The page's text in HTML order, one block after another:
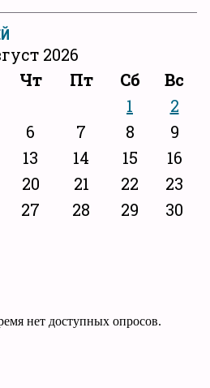
2026
Чт Пт Сб Вс
1
2
6 7 8
9
13 14 15
16
20 21 22
23
27 28 29
30
нет доступных опросов.